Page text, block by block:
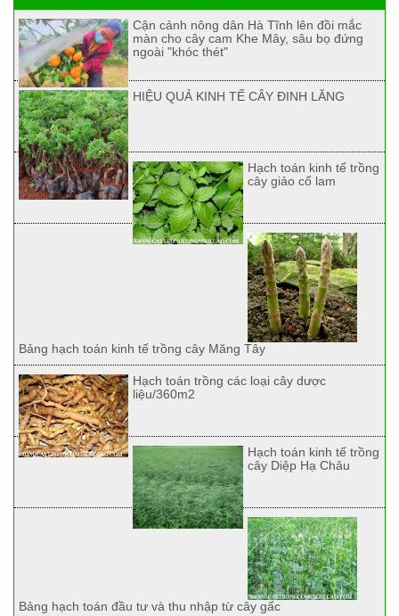
Cận cảnh nông dân Hà Tĩnh lên đồi mắc
màn cho cây cam Khe Mây, sâu bọ đứng
ngoài "khóc thét"
HIỆU QUẢ KINH TẾ CÂY ĐINH LĂNG
Hạch toán kinh tế trồng
cây giảo cổ lam
Bảng hạch toán kinh tế trồng cây Măng Tây
Hạch toán trồng các loại cây dược
liệu/360m2
Hạch toán kinh tế trồng
cây Diệp Hạ Châu
Bảng hạch toán đầu tư và thu nhập từ cây gấc